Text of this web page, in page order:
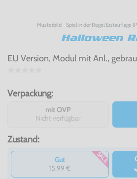
Musterbild - Spiel in der Regel Erstauflage
Halloween
EU Version, Modul mit Anl.,
Verpackung:
mit OVP
Nicht verfügbar
Zustand:
Gut
15,99 €
SALE